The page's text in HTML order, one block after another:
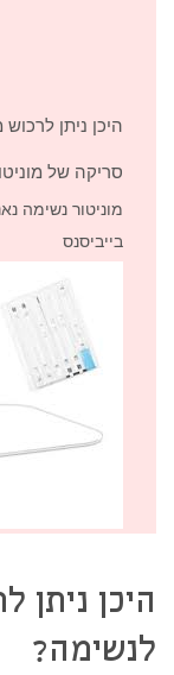
היכן ניתן
סריקה של
מוניטור נשימה
בייביסנס
היכן ניתן
לנשימה?